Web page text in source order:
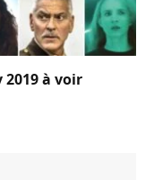
2019 à voir